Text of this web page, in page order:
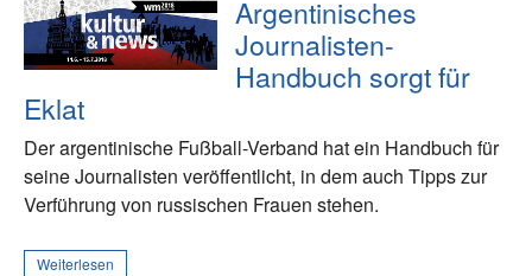
Argentinisches
Journalisten-
Handbuch sorgt für
Eklat
Der argentinische Fußball-Verband hat ein Handbuch für
seine Journalisten veröffentlicht, in dem auch Tipps zur
Verführung von russischen Frauen stehen.
Weiterlesen